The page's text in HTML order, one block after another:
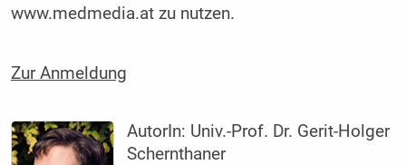
www.medmedia.at zu nutzen.
Zur Anmeldung
AutorIn: Univ.-Prof. Dr. Gerit-Holger
Schernthaner